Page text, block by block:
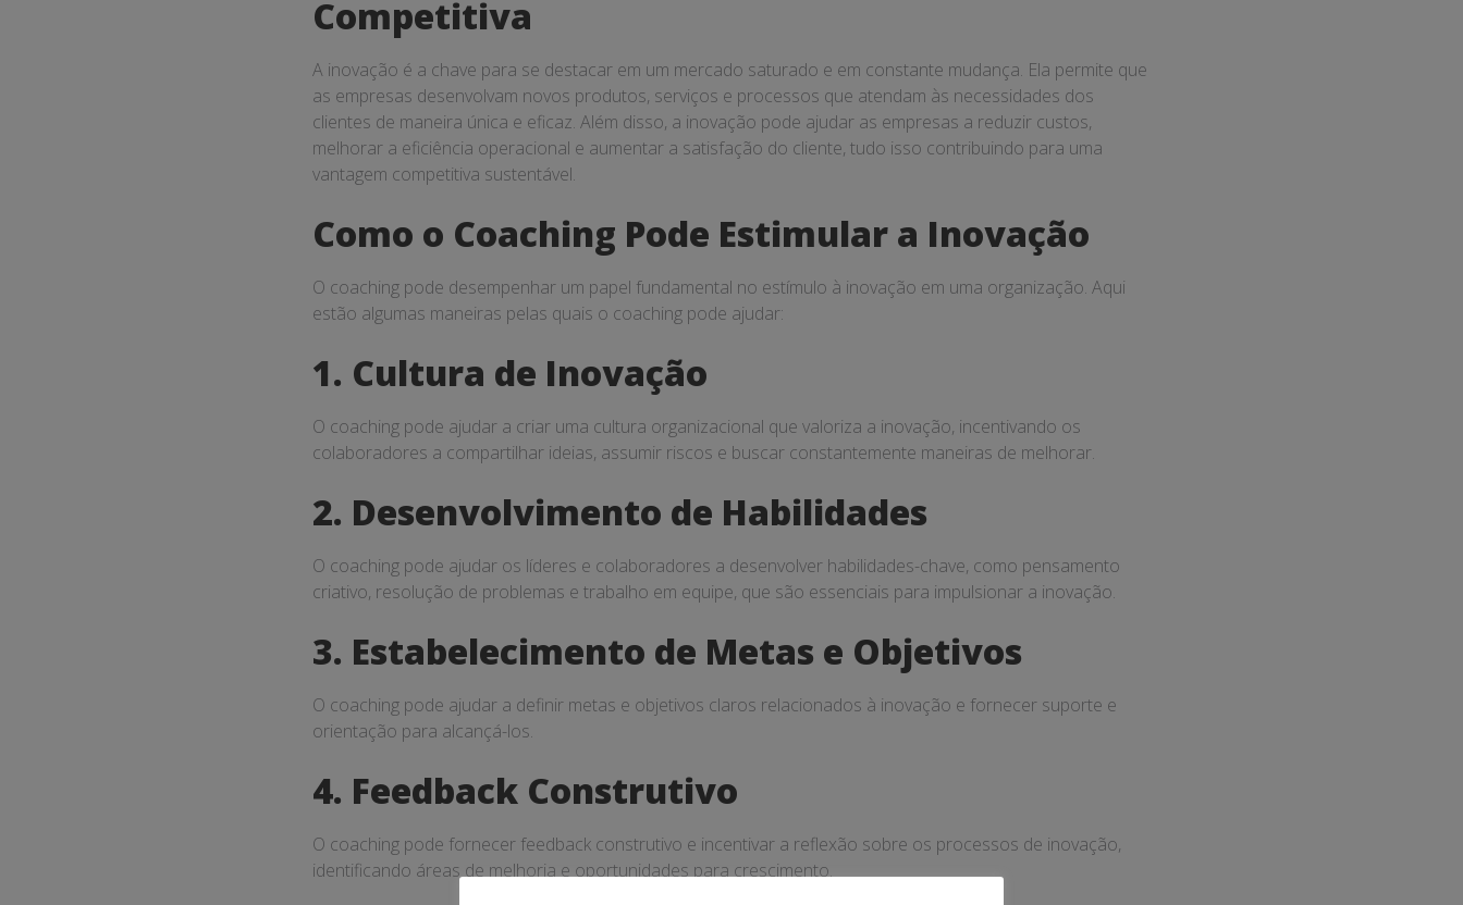
Competitiva
A inovação é a chave para se destacar em um mercado saturado e em constante mudança. Ela permite que
as empresas desenvolvam novos produtos, serviços e processos que atendam às necessidades dos
clientes de maneira única e eficaz. Além disso, a inovação pode ajudar as empresas a reduzir custos,
melhorar a eficiência operacional e aumentar a satisfação do cliente, tudo isso contribuindo para uma
vantagem competitiva sustentável.
Como o Coaching Pode Estimular a Inovação
O coaching pode desempenhar um papel fundamental no estímulo à inovação em uma organização. Aqui
estão algumas maneiras pelas quais o coaching pode ajudar:
1. Cultura de Inovação
O coaching pode ajudar a criar uma cultura organizacional que valoriza a inovação, incentivando os
colaboradores a compartilhar ideias, assumir riscos e buscar constantemente maneiras de melhorar.
2. Desenvolvimento de Habilidades
O coaching pode ajudar os líderes e colaboradores a desenvolver habilidades-chave, como pensamento
criativo, resolução de problemas e trabalho em equipe, que são essenciais para impulsionar a inovação.
3. Estabelecimento de Metas e Objetivos
O coaching pode ajudar a definir metas e objetivos claros relacionados à inovação e fornecer suporte e
orientação para alcançá-los.
4. Feedback Construtivo
O coaching pode fornecer feedback construtivo e incentivar a reflexão sobre os processos de inovação,
identificando áreas de melhoria e oportunidades para crescimento.